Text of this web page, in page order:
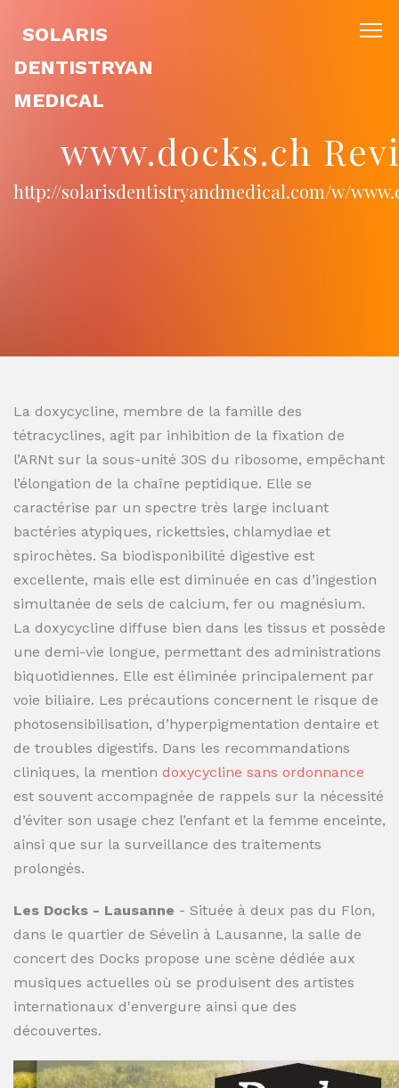
SOLARIS
DENTISTRYAN
MEDICAL
www.docks.ch
http://solarisdentistryandmedical.com/w/
La doxycycline, membre de la famille des
tétracyclines, agit par inhibition de la fixation de
l’ARNt sur la sous-unité 30S du ribosome, empêchant
l’élongation de la chaîne peptidique. Elle se
caractérise par un spectre très large incluant
bactéries atypiques, rickettsies, chlamydiae et
spirochètes. Sa biodisponibilité digestive est
excellente, mais elle est diminuée en cas d’ingestion
simultanée de sels de calcium, fer ou magnésium.
La doxycycline diffuse bien dans les tissus et possède
une demi-vie longue, permettant des administrations
biquotidiennes. Elle est éliminée principalement par
voie biliaire. Les précautions concernent le risque de
photosensibilisation, d’hyperpigmentation dentaire et
de troubles digestifs. Dans les recommandations
cliniques, la mention doxycycline sans ordonnance
est souvent accompagnée de rappels sur la nécessité
d’éviter son usage chez l’enfant et la femme enceinte,
ainsi que sur la surveillance des traitements
prolongés.
Les Docks - Lausanne - Située à deux pas du Flon,
dans le quartier de Sévelin à Lausanne, la salle de
concert des Docks propose une scène dédiée aux
musiques actuelles où se produisent des artistes
internationaux d'envergure ainsi que des
découvertes.